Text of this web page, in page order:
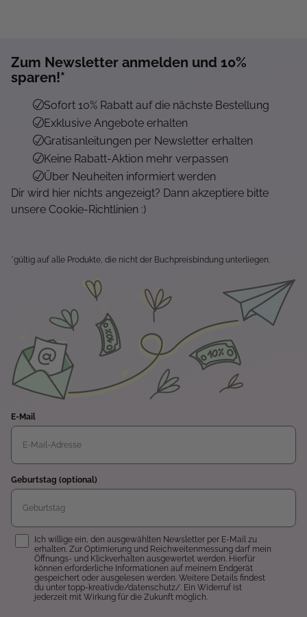
Zum Newsletter anmelden und 10%
sparen!*
Sofort 10% Rabatt auf die nächste Bestellung
Exklusive Angebote erhalten
Gratisanleitungen per Newsletter erhalten
Keine Rabatt-Aktion mehr verpassen
Über Neuheiten informiert werden
Dir wird hier nichts angezeigt? Dann akzeptiere bitte
unsere Cookie-Richtlinien :)
*gültig auf alle Produkte, die nicht der Buchpreisbindung unterliegen.
E-Mail
Geburtstag (optional)
Einwilligung
Ich willige ein, den ausgewählten Newsletter per E-Mail zu
erhalten. Zur Optimierung und Reichweitenmessung darf mein
Öffnungs- und Klickverhalten ausgewertet werden. Hierfür
können erforderliche Informationen auf meinem Endgerät
gespeichert oder ausgelesen werden. Weitere Details findest
du unter topp-kreativ.de/datenschutz/. Ein Widerruf ist
jederzeit mit Wirkung für die Zukunft möglich.